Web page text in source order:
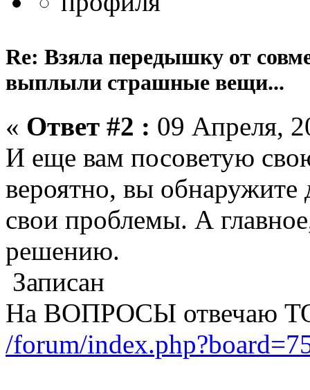
Re: Взяла передышку от
выплыли страшные вещи...
« Ответ #2 : 09 Апреля,
И еще вам посоветую
вероятно, вы обнаружите
свои проблемы. А
решению.
Записан
На ВОПРОСЫ отвечаю
/forum/